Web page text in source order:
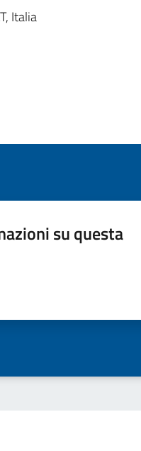
Italia
su questa